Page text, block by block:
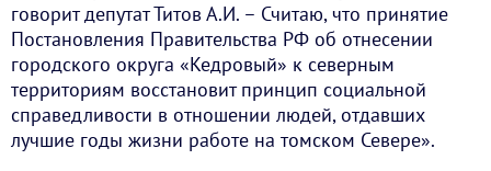
говорит депутат Титов А.И. – Считаю, что принятие
Постановления Правительства РФ об отнесении
городского округа «Кедровый» к северным
территориям восстановит принцип социальной
справедливости в отношении людей, отдавших
лучшие годы жизни работе на томском Севере».